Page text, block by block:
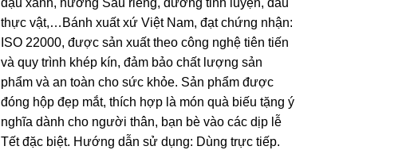
đậu xanh, hương Sầu riêng, đường tinh luyện, dầu
thực vật,…Bánh xuất xứ Việt Nam, đạt chứng nhận:
ISO 22000, được sản xuất theo công nghệ tiên tiến
và quy trình khép kín, đảm bảo chất lượng sản
phẩm và an toàn cho sức khỏe. Sản phẩm được
đóng hộp đẹp mắt, thích hợp là món quà biếu tặng ý
nghĩa dành cho người thân, bạn bè vào các dịp lễ
Tết đặc biệt. Hướng dẫn sử dụng: Dùng trực tiếp.